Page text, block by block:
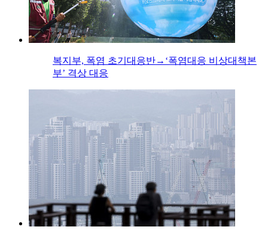
복지부, 폭염 초기대응반→‘폭염대응 비상대책본
부’ 격상 대응